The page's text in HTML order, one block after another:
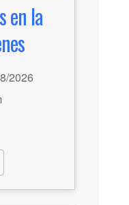
en la
2026